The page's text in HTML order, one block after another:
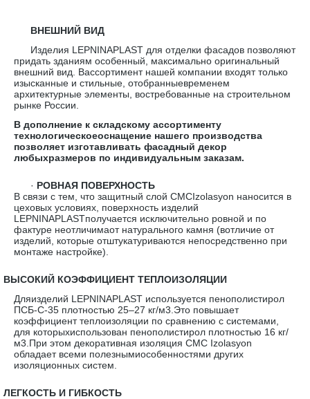
ВНЕШНИЙ ВИД
Изделия LEPNINAPLAST для отделки фасадов позволяют
придать зданиям особенный, максимально оригинальный
внешний вид. Вассортимент нашей компании входят только
изысканные и стильные, отобранныевременем
архитектурные элементы, востребованные на строительном
рынке России.
В дополнение к складскому ассортименту
технологическоеоснащение нашего производства
позволяет изготавливать фасадный декор
любыхразмеров по индивидуальным заказам.
· РОВНАЯ ПОВЕРХНОСТЬ
В связи с тем, что защитный слой CMCIzolasyon наносится в
цеховых условиях, поверхность изделий
LEPNINAPLASTполучается исключительно ровной и по
фактуре неотличимаот натурального камня (вотличие от
изделий, которые отштукатуриваются непосредственно при
монтаже настройке).
ВЫСОКИЙ КОЭФФИЦИЕНТ ТЕПЛОИЗОЛЯЦИИ
Дляизделий LEPNINAPLAST используется пенополистирол
ПСБ-С-35 плотностью 25–27 кг/м3.Это повышает
коэффициент теплоизоляции по сравнению с системами,
для которыхиспользован пенополистирол плотностью 16 кг/
м3.При этом декоративная изоляция CMC Izolasyon
обладает всеми полезнымиособенностями других
изоляционных систем.
ЛЕГКОСТЬ И ГИБКОСТЬ